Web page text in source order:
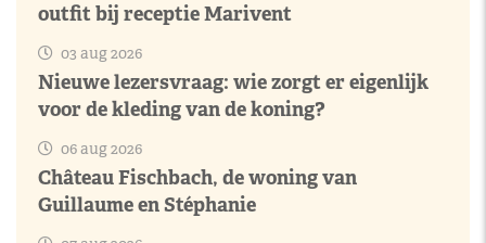
outfit bij receptie Marivent
03 aug 2026
Nieuwe lezersvraag: wie zorgt er eigenlijk
voor de kleding van de koning?
06 aug 2026
Château Fischbach, de woning van
Guillaume en Stéphanie